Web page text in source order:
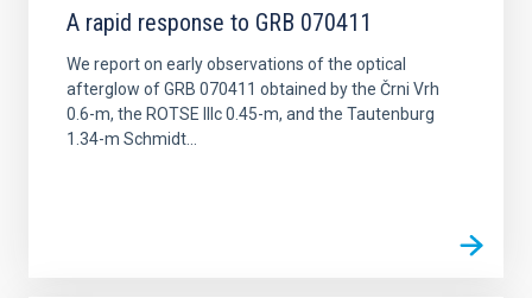
A rapid response to GRB 070411
We report on early observations of the optical
afterglow of GRB 070411 obtained by the Črni Vrh
0.6-m, the ROTSE IIIc 0.45-m, and the Tautenburg
1.34-m Schmidt...